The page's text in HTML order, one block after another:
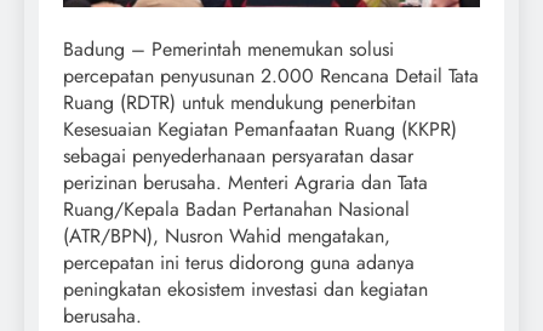
Badung – Pemerintah menemukan solusi
percepatan penyusunan 2.000 Rencana Detail Tata
Ruang (RDTR) untuk mendukung penerbitan
Kesesuaian Kegiatan Pemanfaatan Ruang (KKPR)
sebagai penyederhanaan persyaratan dasar
perizinan berusaha. Menteri Agraria dan Tata
Ruang/Kepala Badan Pertanahan Nasional
(ATR/BPN), Nusron Wahid mengatakan,
percepatan ini terus didorong guna adanya
peningkatan ekosistem investasi dan kegiatan
berusaha.